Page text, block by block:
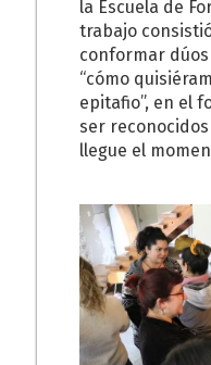
la Escuela de
trabajo
conformar
“cómo
epitafio”, en el
ser
llegue el